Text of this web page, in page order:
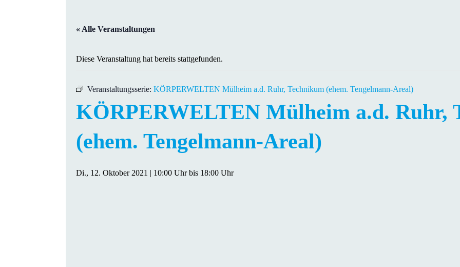
« Alle Veranstaltungen
Diese Veranstaltung hat bereits stattgefunden.
Veranstaltungsserie: KÖRPERWELTEN Mülheim a.d. Ruhr, Technikum (ehem. Tengelmann-Areal)
KÖRPERWELTEN Mülheim a.d. Ruhr,
(ehem. Tengelmann-Areal)
Di., 12. Oktober 2021 | 10:00 Uhrbis 18:00 Uhr